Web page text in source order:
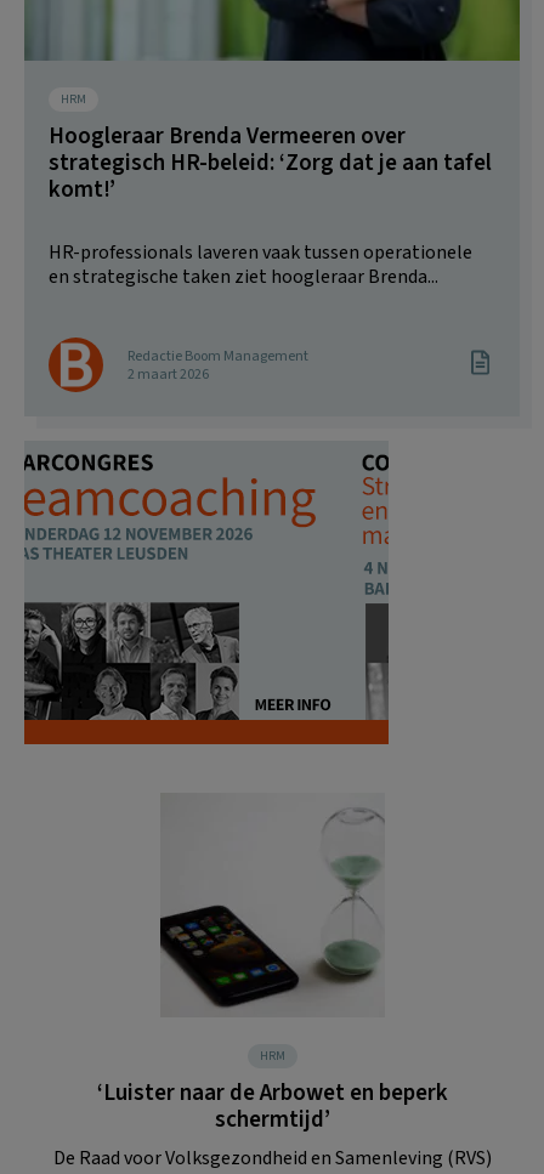
HRM
Hoogleraar Brenda Vermeeren over
strategisch HR-beleid: ‘Zorg dat je aan tafel
komt!’
HR-professionals laveren vaak tussen operationele
en strategische taken ziet hoogleraar Brenda...
Redactie Boom Management
2 maart 2026
HRM
‘Luister naar de Arbowet en beperk
schermtijd’
De Raad voor Volksgezondheid en Samenleving (RVS)